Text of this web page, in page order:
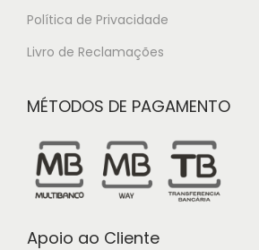
Política de Privacidade
Livro de Reclamações
MÉTODOS DE PAGAMENTO
Apoio ao Cliente